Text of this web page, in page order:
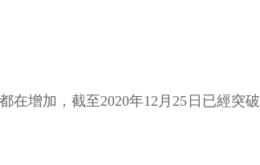
增加，截至2020年12月25日已經突